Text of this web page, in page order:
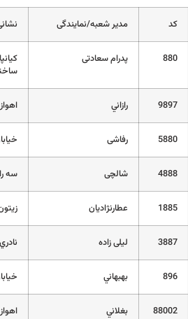
کد مدیر شعبه/نمایندگی
880 پدرام سعادتی
9897 رازاني
5880 رفاشی
4888 شالچی سه
1885 عطارنژاديان
3887 لیلی زاده
896 بهبهاني
88002 بغلاني اهواز – فاز 1 پادادشهر